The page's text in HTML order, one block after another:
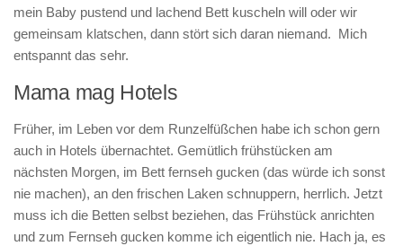
mein Baby pustend und lachend Bett kuscheln will oder wir
gemeinsam klatschen, dann stört sich daran niemand. Mich
entspannt das sehr.
Mama mag Hotels
Früher, im Leben vor dem Runzelfüßchen habe ich schon gern
auch in Hotels übernachtet. Gemütlich frühstücken am
nächsten Morgen, im Bett fernseh gucken (das würde ich sonst
nie machen), an den frischen Laken schnuppern, herrlich. Jetzt
muss ich die Betten selbst beziehen, das Frühstück anrichten
und zum Fernseh gucken komme ich eigentlich nie. Hach ja, es